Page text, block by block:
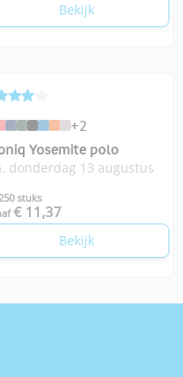
Bekijk
+2
Yosemite polo
donderdag 13 augustus
stuks
€ 11,37
Bekijk